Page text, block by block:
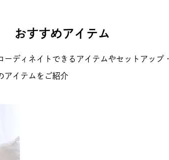
おすすめアイテム
ーディネイトできるアイテムやセットアップ・
アイテムをご紹介